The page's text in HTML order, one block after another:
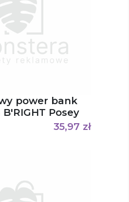
power bank
5000 mAh B'RIGHT Posey
35,97 zł